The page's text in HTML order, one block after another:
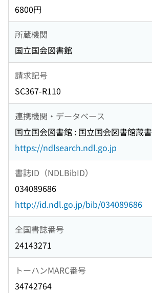
6800円
所蔵機関
国立国会図書館
請求記号
SC367-R110
連携機関・データベース
国立国会図書館 : 国立国会図書館蔵書
https://ndlsearch.ndl.go.jp
書誌ID（NDLBibID）
034089686
http://id.ndl.go.jp/bib/034089686
全国書誌番号
24143271
トーハンMARC番号
34742764